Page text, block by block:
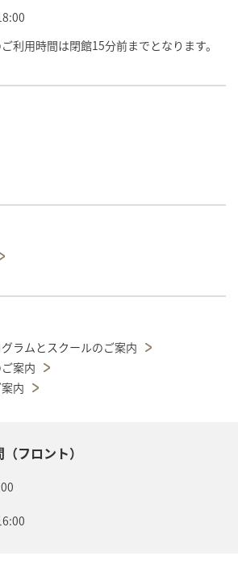
利用時間は閉館15分前までとなります。
ラムとスクールのご案内
案内
内
フロント）